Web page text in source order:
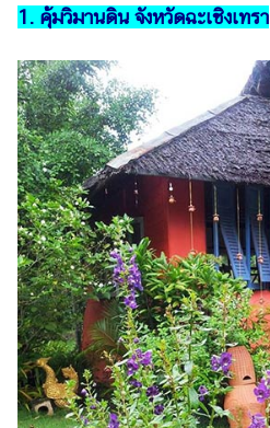
การ
ตกแต่ง
มือ
ถือ
ราคา
ทอง
ราคา
น้ำมัน
วา
ไร
ตี้
แต่งงาน
1. คุ้มวิมานดิน จังหวัดฉะเชิงเทรา